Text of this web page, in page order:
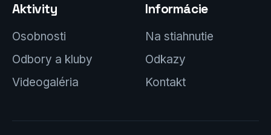
Aktivity
Osobnosti
Odbory a kluby
Videogaléria
Informácie
Na stiahnutie
Odkazy
Kontakt